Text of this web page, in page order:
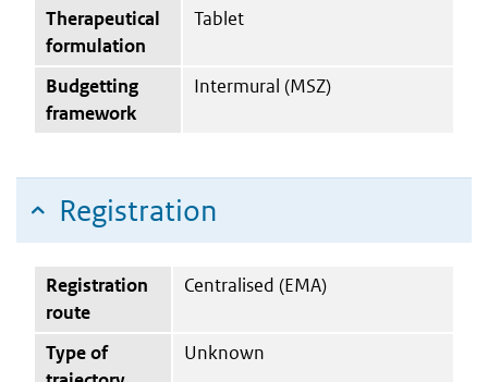
Therapeutical
formulation
Tablet
Budgetting
framework
Intermural (MSZ)
Registration
Registration
route
Centralised (EMA)
Type of
Unknown